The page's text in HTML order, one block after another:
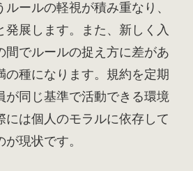
ールの軽視が積み重なり、
発展します。また、新しく入
間でルールの捉え方に差があ
の種になります。規約を定期
が同じ基準で活動できる環境
には個人のモラルに依存して
現状です。